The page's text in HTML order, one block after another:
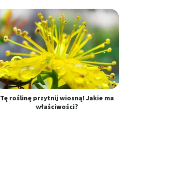
Tę roślinę przytnij wiosną! Jakie ma
właściwości?